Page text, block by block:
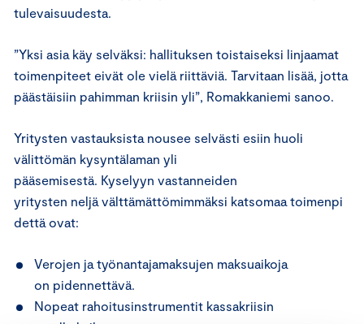
tulevaisuudesta.
”Yksi asia käy selväksi: hallituksen toistaiseksi linjaamat
toimenpiteet eivät ole vielä riittäviä. Tarvitaan lisää, jotta
päästäisiin pahimman kriisin yli”, Romakkaniemi sanoo.
Yritysten vastauksista nousee selvästi esiin huoli
välittömän kysyntälaman yli
pääsemisestä. Kyselyyn vastanneiden
yritysten neljä välttämättömimmäksi katsomaa toimenpi
dettä ovat:
Verojen ja työnantajamaksujen maksuaikoja
on pidennettävä.
Nopeat rahoitusinstrumentit kassakriisin